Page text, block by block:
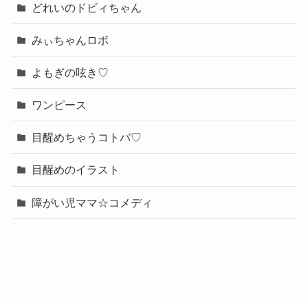
どれいのドビィちゃん
みぃちゃんロボ
よもぎの呟き♡
ワンピース
目醒めちゃうコトバ♡
目醒めのイラスト
障がい児ママ☆コメディ